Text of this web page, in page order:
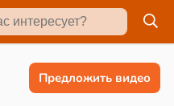
Предложить видео